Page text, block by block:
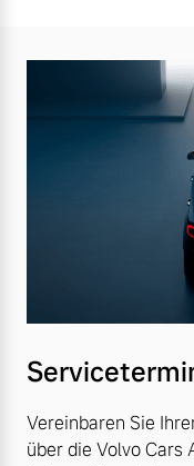
Vereinbaren Sie
über die Volvo Cars